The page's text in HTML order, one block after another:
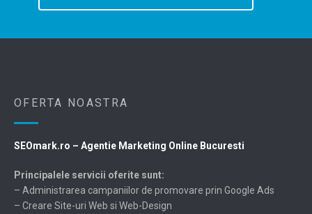
OFERTA NOASTRA
SEOmark.ro – Agentie Marketing Online Bucuresti
Principalele servicii oferite sunt:
– Administrarea campaniilor de promovare prin Google Ads
– Creare Site-uri Web si Web-Design